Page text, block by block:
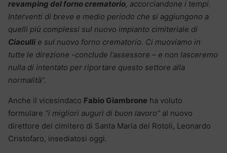
revamping del forno crematorio, accorciandone i tempi.
Interventi di breve e medio periodo che si aggiungono a
quelli più complessi sul nuovo impianto cimiteriale di
Ciaculli e sul nuovo forno crematorio. Ci muoviamo in
tutte le direzione -conclude l’assessore – e non lasceremo
nulla di intentato per riportare questo settore alla
normalità”.
Anche il vicesindaco Fabio Giambrone ha voluto
formulare “i migliori auguri di buon lavoro” al nuovo
direttore del cimitero di Santa Maria dei Rotoli, Leonardo
Cristofaro, insediatosi oggi.